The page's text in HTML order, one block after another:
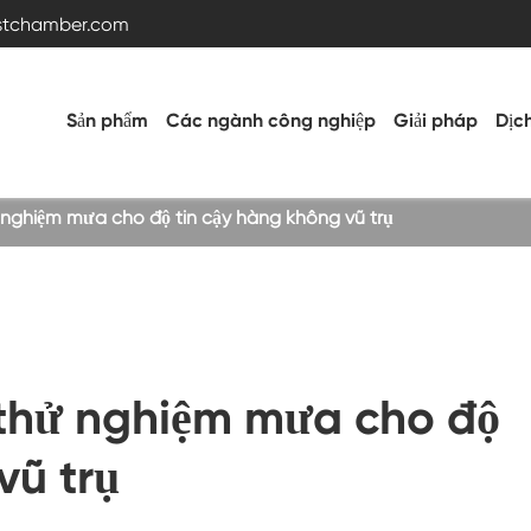
Sản phẩm
Buồng rung
Buồng thử nghiệm nhiệt độ cao thấp
Các ngành công nghiệp Giải pháp
mưa cho độ tin cậy hàng không vũ trụ
nghiệm mưa cho độ
trụ